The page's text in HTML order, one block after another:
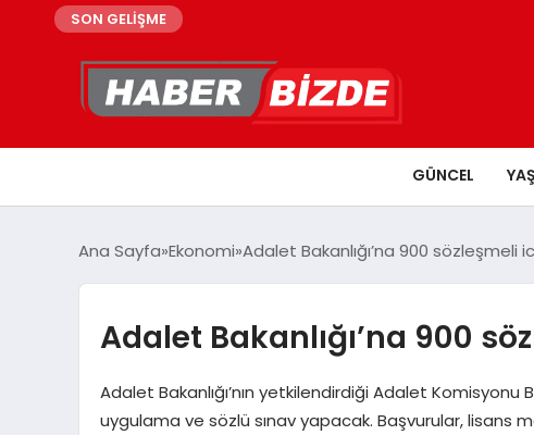
SON GELİŞME
GÜNCEL
Ana Sayfa Ekonomi Adalet Bakanlığı’na 900 sözleşmeli
Adalet Bakanlığı’na 900
Adalet Bakanlığı’nın yetkilendirdiği Adalet Komisyonu
uygulama ve sözlü sınav yapacak. Başvurular, lisans